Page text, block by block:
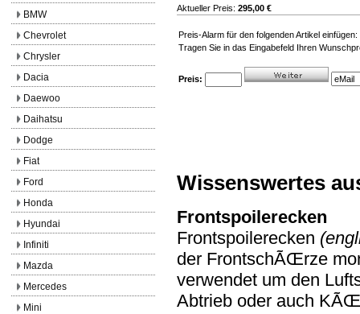
Aktueller Preis: 295,00 €
Preis-Alarm für den folgenden Artikel
Tragen Sie in das Eingabefeld Ihren
Preis:
Wissenswertes
Frontspoilerecken
Frontspoilerecken
der FrontschÃŒrze
verwendet um den
Abtrieb oder auch
BMW
Chevrolet
Chrysler
Dacia
Daewoo
Daihatsu
Dodge
Fiat
Ford
Honda
Hyundai
Infiniti
Mazda
Mercedes
Mini